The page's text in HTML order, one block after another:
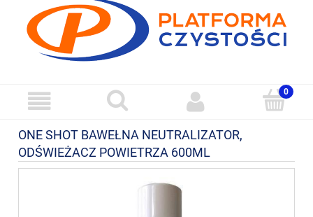
ONE SHOT BAWEŁNA NEUTRALIZATOR,
ODŚWIEŻACZ POWIETRZA 600ML